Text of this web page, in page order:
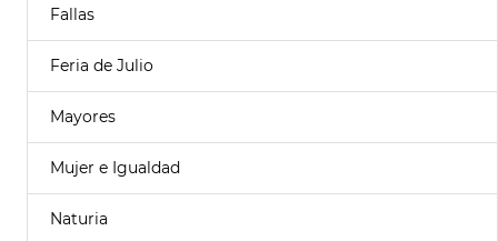
Fallas
Feria de Julio
Mayores
Mujer e Igualdad
Naturia